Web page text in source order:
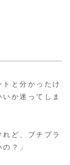
トと分かったけ
か迷ってしま
ど、プチプラ
？」